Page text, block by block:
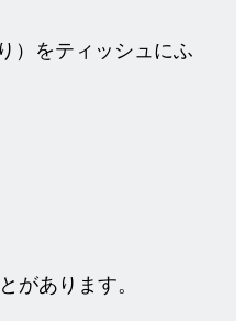
）をティッシュにふ
があります。